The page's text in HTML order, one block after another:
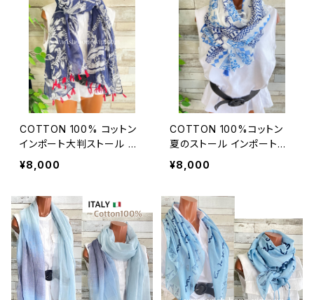
COTTON 100% コットン
インポート大判ストール ｜
ロングストール・心地よい肌
触りのスカーフ/ネイビー＆
¥8,000
COTTON 100%コットン
夏のストール インポート大
判・ロングストール・通気
性・肌触り良いスカーフ/エ
¥8,000